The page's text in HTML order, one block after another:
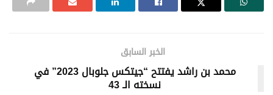
الخبر السابق
محمد بن راشد يفتتح “جيتكس جلوبال 2023” في
نسخته الـ 43